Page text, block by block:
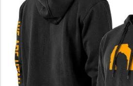
大阪府大阪市中央区西心斎橋1丁目6番14号
TEL:06-4708-3300
SHOP
BLOG